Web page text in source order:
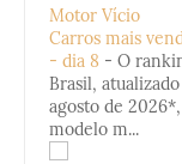
Motor Vício
Carros mais
- dia 8 - O
Brasil,
agosto de
modelo m...